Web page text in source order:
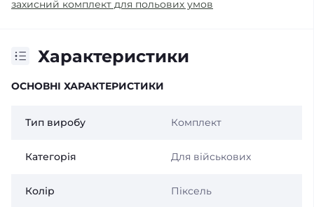
захисний комплект для польових умов
Характеристики
ОСНОВНІ ХАРАКТЕРИСТИКИ
Тип виробу Комплект
Категорія Для військових
Колір Піксель